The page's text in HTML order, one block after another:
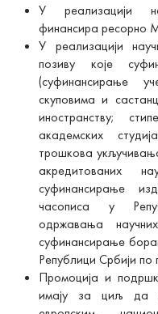
У реализацији
финансира ресорно
У реализацији
позиву које
(суфинансирање
скуповима и
иностранству;
академских
трошкова
акредитованих
суфинансирање
часописа у
одржавања
суфинансирање
Републици Србији по
Промоција и
имају за циљ да